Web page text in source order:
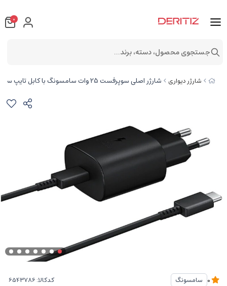
شارژر دیواری شارژر اصلی سوپرفست 25 وات سامسونگ با کابل تایپ سی Samsung Travel Adapter Charging EP-TA800 25W
سامسونگ کدکالا:
0
جستجوی محصول، دسته، برند...